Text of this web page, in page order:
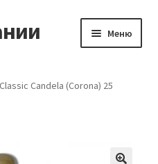
Меню
Candela (Corona) 25